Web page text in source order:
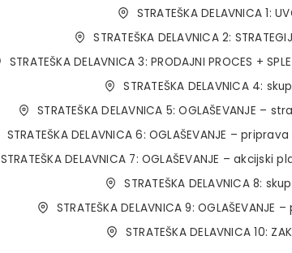
STRATEŠKA DELAVNICA 1:
STRATEŠKA DELAVNICA 2:
STRATEŠKA DELAVNICA 3: PRODAJNI PROCES +
STRATEŠKA DELAVNICA 4:
STRATEŠKA DELAVNICA 5: OGLAŠEVANJE
STRATEŠKA DELAVNICA 6: OGLAŠEVANJE –
STRATEŠKA DELAVNICA 7: OGLAŠEVANJE –
STRATEŠKA DELAVNICA 8:
STRATEŠKA DELAVNICA 9:
STRATEŠKA DELAVNICA 10: